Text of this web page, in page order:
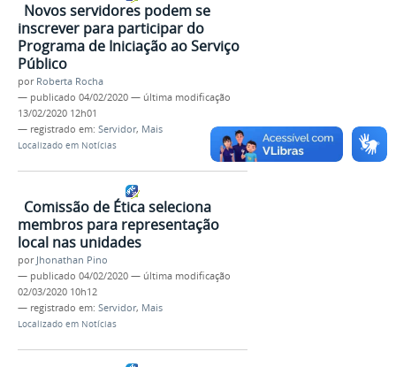
Novos servidores podem se
inscrever para participar do
Programa de Iniciação ao Serviço
Público
por Roberta Rocha
— publicado 04/02/2020 — última modificação
13/02/2020 12h01
— registrado em: Servidor, Mais
Localizado em Notícias
Comissão de Ética seleciona
membros para representação
local nas unidades
por Jhonathan Pino
— publicado 04/02/2020 — última modificação
02/03/2020 10h12
— registrado em: Servidor, Mais
Localizado em Notícias